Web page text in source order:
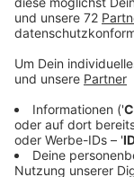
Anzeige
Die Gemeinde
insgesamt 112
melden sich bei
Wahltag